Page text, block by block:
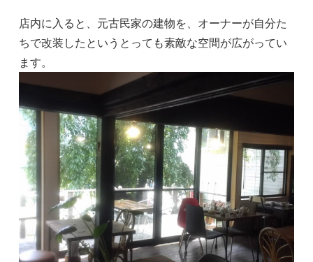
店内に入ると、元古民家の建物を、オーナーが自分た
ちで改装したというとっても素敵な空間が広がってい
ます。